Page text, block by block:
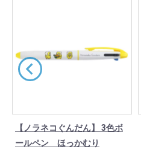
【ノラネコぐんだん】 3色ボ
ールペン ほっかむり